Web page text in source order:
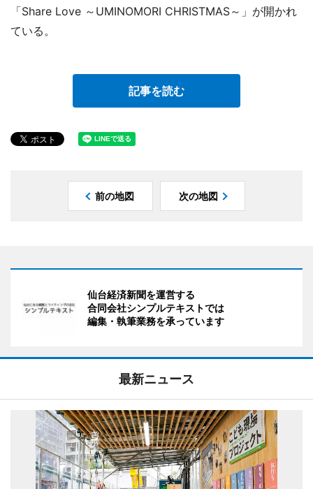
「Share Love ～UMINOMORI CHRISTMAS～」が開かれ
ている。
記事を読む
前の地図 次の地図
仙台経済新聞を運営する
合同会社シンプルテキストでは
編集・執筆業務を承っています
最新ニュース